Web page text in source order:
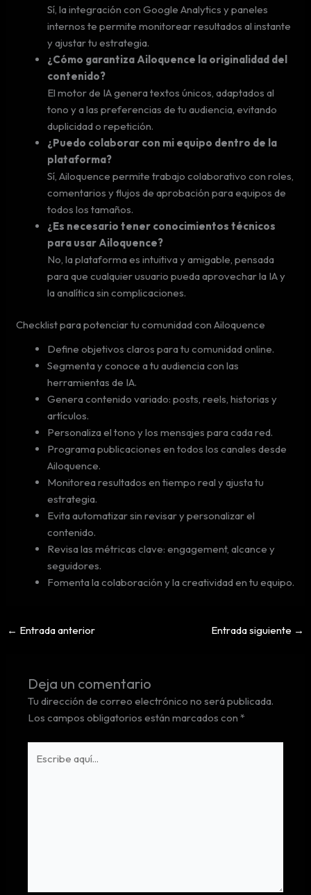
Sí, la integración con Google Analytics y paneles
internos te permite monitorear resultados al instante
y ajustar tu estrategia.
¿Cómo garantiza Ailoquence la originalidad del
contenido?
El motor de IA genera textos únicos, adaptados al
tono y a las preferencias de tu audiencia, evitando
duplicidad o repetición.
¿Puedo colaborar con mi equipo dentro de la
plataforma?
Sí, Ailoquence permite trabajo colaborativo con roles,
comentarios y flujos de aprobación para equipos de
todos los tamaños.
¿Es necesario tener conocimientos técnicos
para usar Ailoquence?
No, la plataforma es intuitiva y amigable, pensada
para que cualquier usuario pueda aprovechar la IA y
la analítica sin complicaciones.
Checklist para potenciar tu comunidad con Ailoquence
Define objetivos claros para tu comunidad online.
Segmenta y conoce a tu audiencia con las
herramientas de IA.
Genera contenido variado: posts, reels, historias y
artículos.
Personaliza el tono y los mensajes para cada red.
Programa publicaciones en todos los canales desde
Ailoquence.
Monitorea resultados en tiempo real y ajusta tu
estrategia.
Evita automatizar sin revisar y personalizar el
contenido.
Revisa las métricas clave: engagement, alcance y
seguidores.
Fomenta la colaboración y la creatividad en tu equipo.
← Entrada anterior Entrada siguiente →
Deja un comentario
Tu dirección de correo electrónico no será publicada.
Los campos obligatorios están marcados con*
aquí...